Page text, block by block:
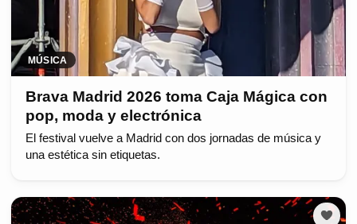
MÚSICA
Brava Madrid 2026 toma Caja Mágica con
pop, moda y electrónica
El festival vuelve a Madrid con dos jornadas de música y
una estética sin etiquetas.